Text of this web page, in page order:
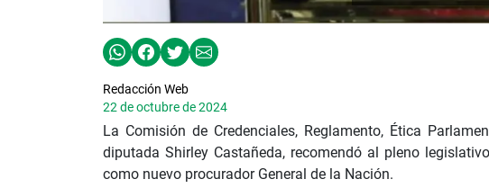
Redacción Web
22 de octubre de 2024
La Comisión de Credenciales, Reglamento, Ética
diputada Shirley Castañeda, recomendó al pleno
como nuevo procurador General de la Nación.